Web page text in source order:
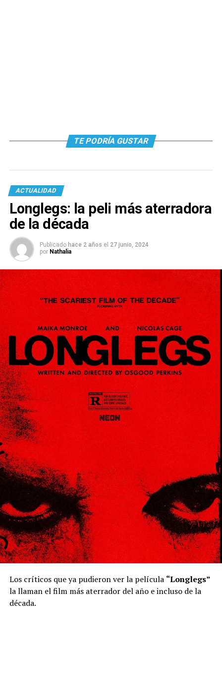
TE PODRÍA GUSTAR
ACTUALIDAD
Longlegs: la peli más aterradora
de la década
Publicado hace 2 años el 27 junio, 2024
por Nathalia
Los críticos que ya pudieron ver la película “Longlegs”
la llaman el film más aterrador del año e incluso de la
década.